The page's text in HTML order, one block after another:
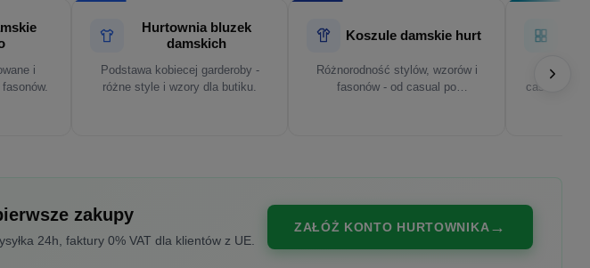
i
fasonów.
Hurtownia bluzek
damskich
Podstawa kobiecej garderoby -
różne style i wzory dla butiku.
Koszule damskie hurt
Różnorodność stylów, wzorów i
fasonów - od casual po
casualowe,
zakupy
24h, faktury 0% VAT dla klientów z UE.
ZAŁÓŻ KONTO HURTOWNIKA